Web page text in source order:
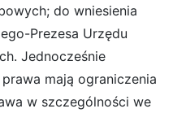
do wniesienia
Prezesa Urzędu
Jednocześnie
mają ograniczenia
w szczególności we